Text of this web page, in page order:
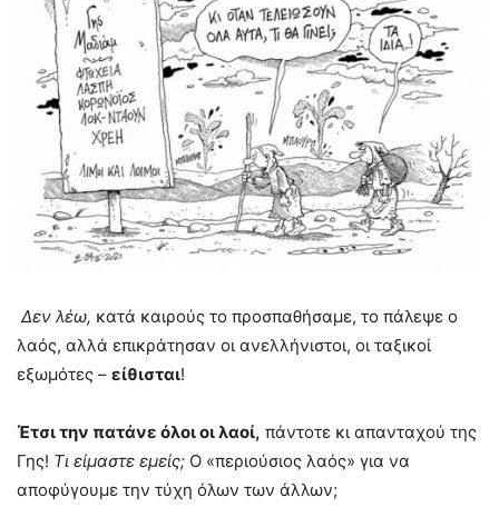
Δεν λέω, κατά καιρούς το προσπαθήσαμε, το πάλεψε ο
λαός, αλλά επικράτησαν οι ανελλήνιστοι, οι ταξικοί
εξωμότες – είθισται!
Έτσι την πατάνε όλοι οι λαοί, πάντοτε κι απανταχού της
Γης! Τι είμαστε εμείς; Ο «περιούσιος λαός» για να
αποφύγουμε την τύχη όλων των άλλων;